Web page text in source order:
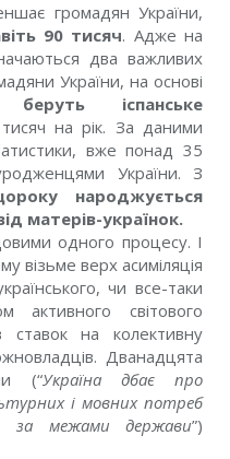
громадян України,
90 тисяч. Адже на
два важливих
України, на основі
беруть іспанське
на рік. За даними
вже понад 35
України. З
народжується
матерів-українок.
одного процесу. І
візьме верх асиміляція
чи все-таки
світового
на колективну
Дванадцята
(“Україна дбає про
і мовних потреб
за межами держави”)